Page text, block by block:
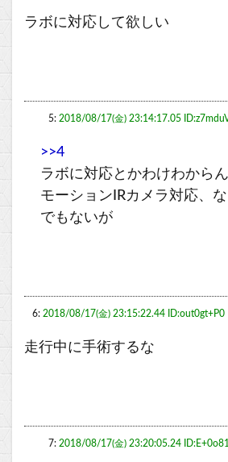
ラボに対応して欲しい
5: 2018/08/17(金) 23:14:17.05
>>4
ラボに対応とかわけわから
モーションIRカメラ対応、
でもないが
6: 2018/08/17(金) 23:15:22.44 ID:out0gt+P0
走行中に手術するな
7: 2018/08/17(金) 23:20:05.24